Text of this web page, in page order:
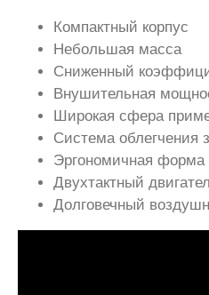
Компактный корпус
Небольшая масса
Сниженный
Внушительная
Широкая сфера
Система облегчения
Эргономичная форма
Двухтактный
Долговечный